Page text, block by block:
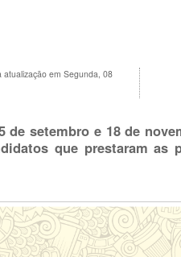
atualização em Segunda, 08
setembro e 18 de
que prestaram as